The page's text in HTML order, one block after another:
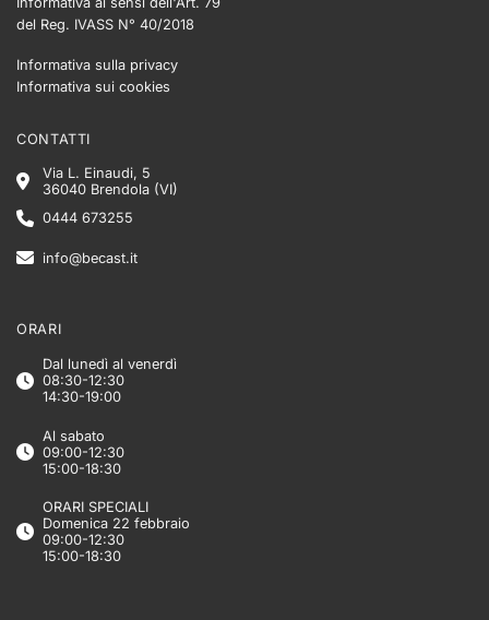
del Reg. IVASS N° 40/2018
Informativa sulla privacy
Informativa sui cookies
CONTATTI
Via L. Einaudi, 5
36040 Brendola (VI)
0444 673255
info@becast.it
ORARI
Dal lunedì al venerdì
08:30-12:30
14:30-19:00
Al sabato
09:00-12:30
15:00-18:30
ORARI SPECIALI
Domenica 22 febbraio
09:00-12:30
15:00-18:30